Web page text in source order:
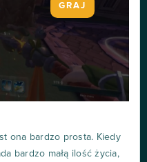
GRAJ
ona bardzo prosta. Kiedy
bardzo małą ilość życia,